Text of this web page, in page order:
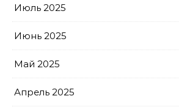
Июль 2025
Июнь 2025
Май 2025
Апрель 2025